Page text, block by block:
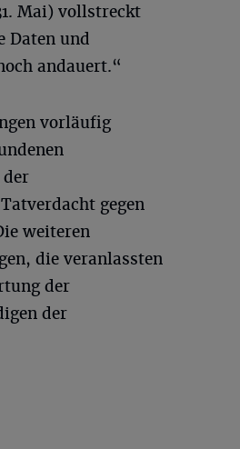
Mai) vollstreckt
Daten und
andauert.“
vorläufig
gegen
weiteren
die veranlassten
der
der